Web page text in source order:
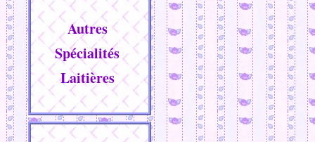
Autres
Spécialités
Laitières